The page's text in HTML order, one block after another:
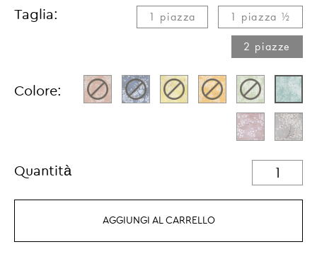
Taglia: 1 piazza
1 piazza ½
2 piazze
Colore:
Quantità
AGGIUNGI AL CARRELLO